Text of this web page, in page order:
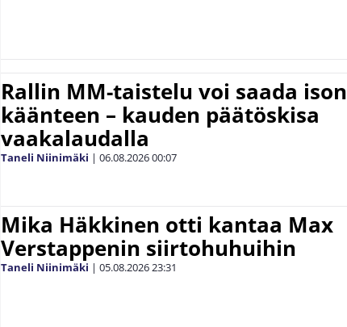
Rallin MM-taistelu voi saada ison
käänteen – kauden päätöskisa
vaakalaudalla
Taneli Niinimäki | 06.08.202600:07
Mika Häkkinen otti kantaa Max
Verstappenin siirtohuhuihin
Taneli Niinimäki | 05.08.202623:31